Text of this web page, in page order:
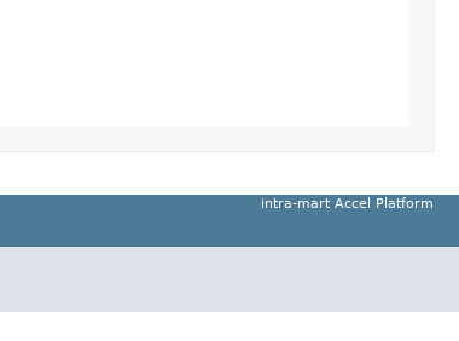
intra-mart Accel Platform